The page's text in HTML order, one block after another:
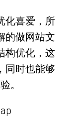
化喜爱，所
的做网站文
构优化，这
同时也能够
。